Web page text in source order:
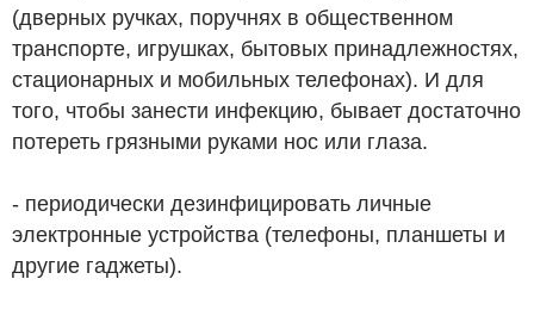
(дверных ручках, поручнях в общественном
транспорте, игрушках, бытовых принадлежностях,
стационарных и мобильных телефонах). И для
того, чтобы занести инфекцию, бывает достаточно
потереть грязными руками нос или глаза.
- периодически дезинфицировать личные
электронные устройства (телефоны, планшеты и
другие гаджеты).